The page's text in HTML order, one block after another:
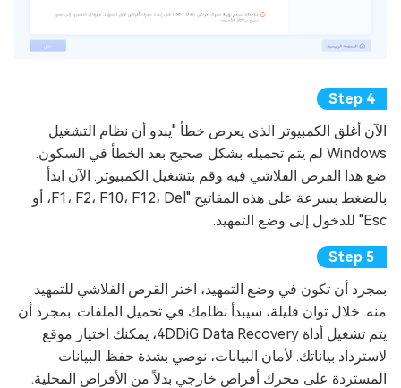
الآن أغلق الكمبيوتر الذي يعرض خطأ "يبدو أن نظام التشغيل
Windows لم يتم تحميله بشكل صحيح بعد الخطأ في السكون.
ضع هذا القرص الفلاشي فيه وقم بتشغيل الكمبيوتر. الآن ابدأ
بالضغط بسرعة على هذه المفاتيح "F1، F2، F10، F12، Del، أو
Esc" للدخول إلى وضع التمهيد.
بمجرد أن تكون في وضع التمهيد، اختر القرص الفلاشي للتمهيد
منه. خلال ثوان قليلة، سيبدأ نظامك في تحميل الملفات. بمجرد أن
يتم تشغيل أداة 4DDiG Data Recovery، يمكنك اختيار موقع
لاسترداد بياناتك. لأمان البيانات، نوصي بشدة حفظ البيانات
المستردة على محرك أقراص خارجي بدلاً من الأقراص المحلية.